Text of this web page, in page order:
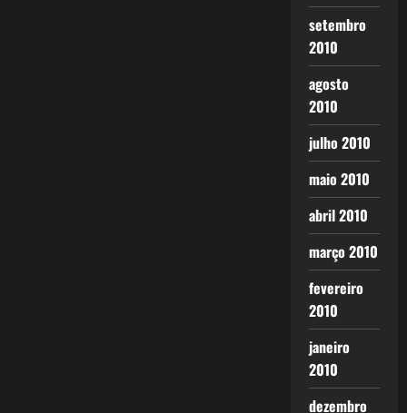
setembro
2010
agosto
2010
julho 2010
maio 2010
abril 2010
março 2010
fevereiro
2010
janeiro
2010
dezembro